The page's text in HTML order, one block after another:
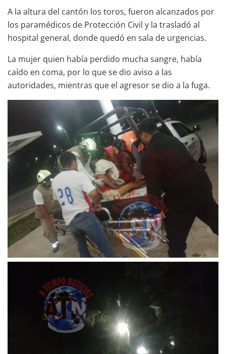
A la altura del cantón los toros, fueron alcanzados por
los paramédicos de Protección Civil y la trasladó al
hospital general, donde quedó en sala de urgencias.
La mujer quien había perdido mucha sangre, había
caído en coma, por lo que se dio aviso a las
autoridades, mientras que el agresor se dio a la fuga.